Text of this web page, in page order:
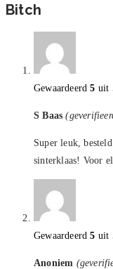
Bitch
Gewaardeerd5 uit
S Baas
Super leuk,
sinterklaas! Voor
Gewaardeerd5 uit
Anoniem